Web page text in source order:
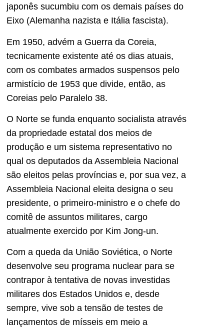
japonês sucumbiu com os demais países do
Eixo (Alemanha nazista e Itália fascista).
Em 1950, advém a Guerra da Coreia,
tecnicamente existente até os dias atuais,
com os combates armados suspensos pelo
armistício de 1953 que divide, então, as
Coreias pelo Paralelo 38.
O Norte se funda enquanto socialista através
da propriedade estatal dos meios de
produção e um sistema representativo no
qual os deputados da Assembleia Nacional
são eleitos pelas províncias e, por sua vez, a
Assembleia Nacional eleita designa o seu
presidente, o primeiro-ministro e o chefe do
comitê de assuntos militares, cargo
atualmente exercido por Kim Jong-un.
Com a queda da União Soviética, o Norte
desenvolve seu programa nuclear para se
contrapor à tentativa de novas investidas
militares dos Estados Unidos e, desde
sempre, vive sob a tensão de testes de
lançamentos de mísseis em meio a